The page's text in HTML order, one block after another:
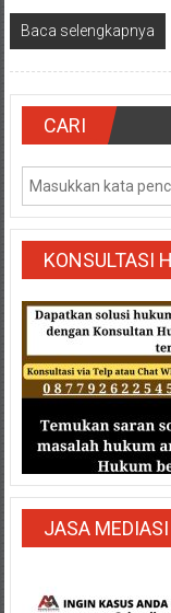
Yogyakarta/Jogja/
kalten/Solo/
Purwakarta,
Sukoharjo/
Semarang/
Batang/Brebes/
Purworejo,
Kebumen/
Batu/
Blitar/Surabaya/
Bekasi/Jakarta
selatan/
Jakarta
Utara/
Jakarta
Karawang/
Barat/
Lampung
Timur/Lampung/
Bengkulu/
Baca selengkapnya
CARI
KONSULTASI
JASA